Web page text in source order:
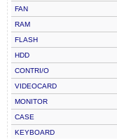
FAN
RAM
FLASH
HDD
CONTRI/O
VIDEOCARD
MONITOR
CASE
KEYBOARD